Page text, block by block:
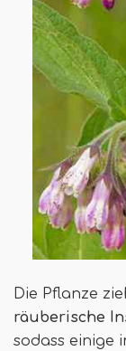
Die Pflanze
räuberische
sodass einige